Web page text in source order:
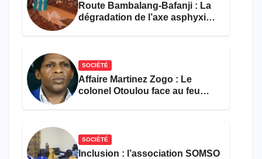
Route Bambalang-Bafanji : La
dégradation de l’axe asphyxie
SOCIÉTÉ
Affaire Martinez Zogo : Le
colonel Otoulou face au feu
SOCIÉTÉ
Inclusion : l’association SOMSO